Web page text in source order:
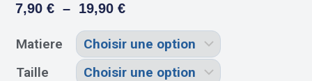
7,90€ – 19,90€
Matiere
Taille